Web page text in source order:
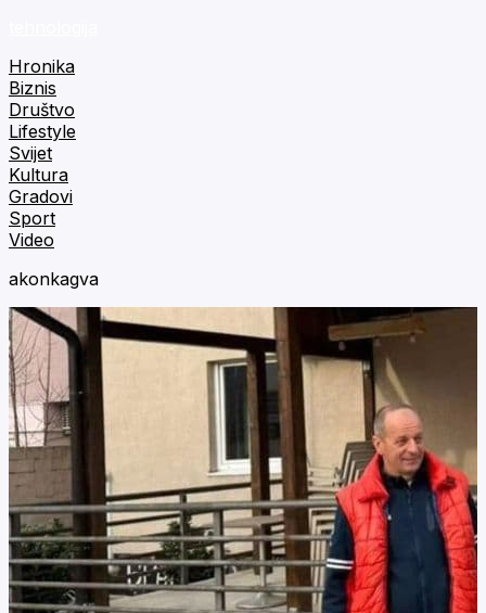
Hronika
Biznis
Društvo
Lifestyle
Svijet
Kultura
Gradovi
Sport
Video
akonkagva